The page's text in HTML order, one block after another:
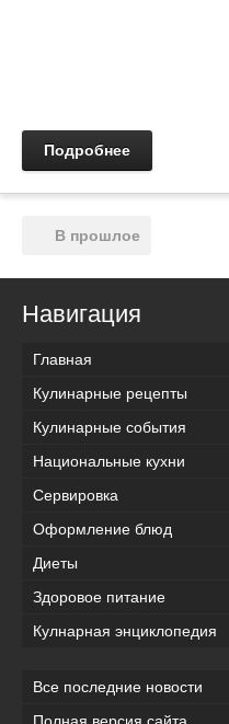
Подробнее
В прошлое
Навигация
Главная
Кулинарные рецепты
Кулинарные события
Национальные кухни
Сервировка
Оформление блюд
Диеты
Здоровое питание
Кулнарная энциклопедия
Все последние новости